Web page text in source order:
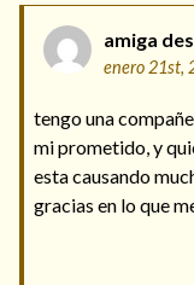
amiga
enero 21st,
tengo una
mi prometido, y
esta causando
gracias en lo que